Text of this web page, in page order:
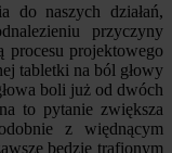
do naszych działań,
przyczyny
procesu projektowego
tabletki na ból głowy
boli już od dwóch
to pytanie zwiększa
z więdnącym
będzie trafionym